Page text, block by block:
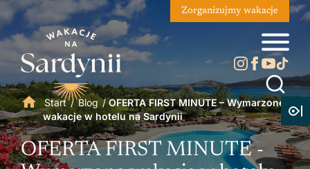
Zorganizujmy wakacje
Start/Blog/OFERTA FIRST MINUTE – Wymarzone
wakacje w hotelu na Sardynii
OFERTA FIRST MINUTE -